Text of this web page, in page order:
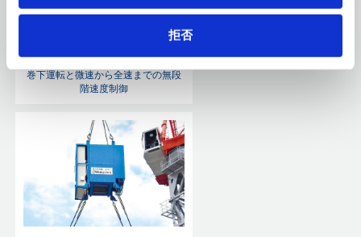
拒否
巻下運転と微速から全速までの無段
階速度制御